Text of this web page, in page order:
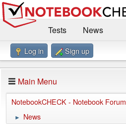
Tests
News
Benchmarks / Technik
Forum
Impressum
Log in Sign up
Main Menu
NotebookCHECK - Notebook Forum
► News